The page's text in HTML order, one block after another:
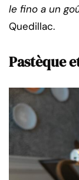
le fino a un
Quedillac.
Pastèque